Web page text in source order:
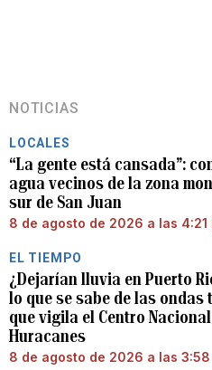
NOTICIAS
LOCALES
“La gente está cansada”:
agua vecinos de la zona
sur de San Juan
8 de agosto de 2026 a las 4:21
EL TIEMPO
¿Dejarían lluvia en Puerto
lo que se sabe de las ondas
que vigila el Centro
Huracanes
8 de agosto de 2026 a las 3:58